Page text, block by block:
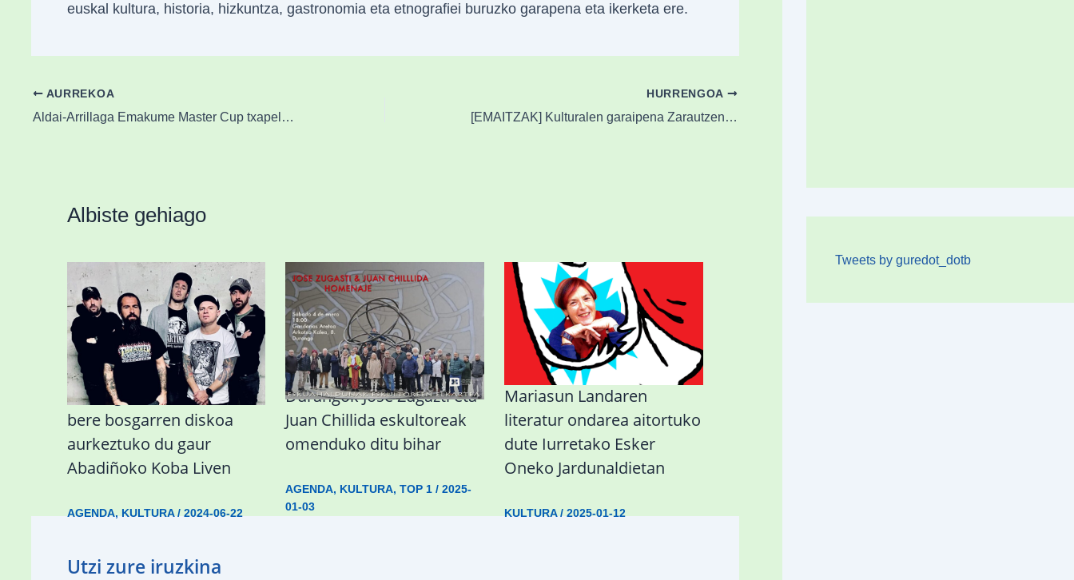
euskal kultura, historia, hizkuntza, gastronomia eta etnografiei buruzko garapena eta ikerketa ere.
AURREKOA
Aldai-Arrillaga Emakume Master Cup txapelketaren sailkapeneko lehen postuan
HURRENGOA
[EMAITZAK] Kulturalen garaipena Zarautzen aurka Tabiran jokatutako gol jaialdiarekin
Albiste gehiago
Durangoko Alerta taldeak
bere bosgarren diskoa
aurkeztuko du gaur
Abadiñoko Koba Liven
AGENDA, KULTURA/ 2024-06-22
Durangok Jose Zugazti eta
Juan Chillida eskultoreak
omenduko ditu bihar
AGENDA, KULTURA,TOP 1 /2025-
01-03
Mariasun Landaren
literatur ondarea aitortuko
dute Iurretako Esker
Oneko Jardunaldietan
KULTURA/2025-01-12
Utzi zure iruzkina
Tweets by guredot_dotb